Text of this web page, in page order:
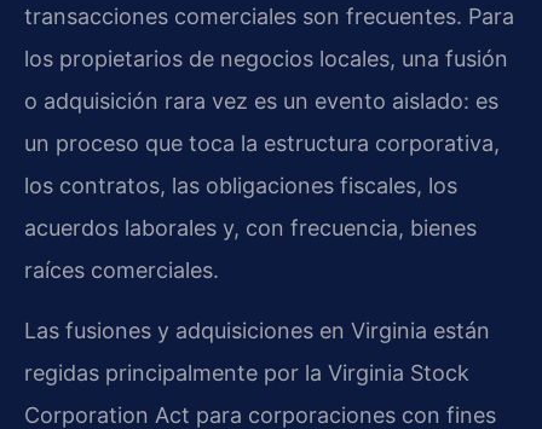
transacciones comerciales son frecuentes. Para
los propietarios de negocios locales, una fusión
o adquisición rara vez es un evento aislado: es
un proceso que toca la estructura corporativa,
los contratos, las obligaciones fiscales, los
acuerdos laborales y, con frecuencia, bienes
raíces comerciales.
Las fusiones y adquisiciones en Virginia están
regidas principalmente por la Virginia Stock
Corporation Act para corporaciones con fines